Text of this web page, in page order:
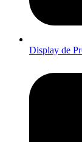
Display de